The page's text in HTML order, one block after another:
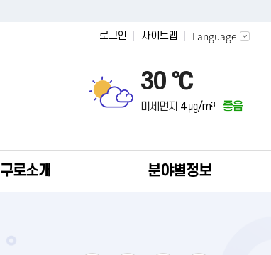
로그인 사이트맵 Language
30 ℃
미세먼지 4 ㎍/m³ 좋음
구로소개 분야별정보